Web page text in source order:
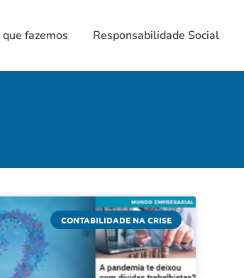
que fazemos Responsabilidade Social
CONTABILIDADE NA CRISE